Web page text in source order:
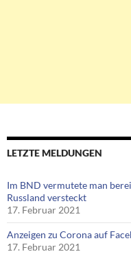
LETZTE MELDUNGEN
Im BND vermutete man
Russland versteckt
17. Februar 2021
Anzeigen zu Corona auf
17. Februar 2021